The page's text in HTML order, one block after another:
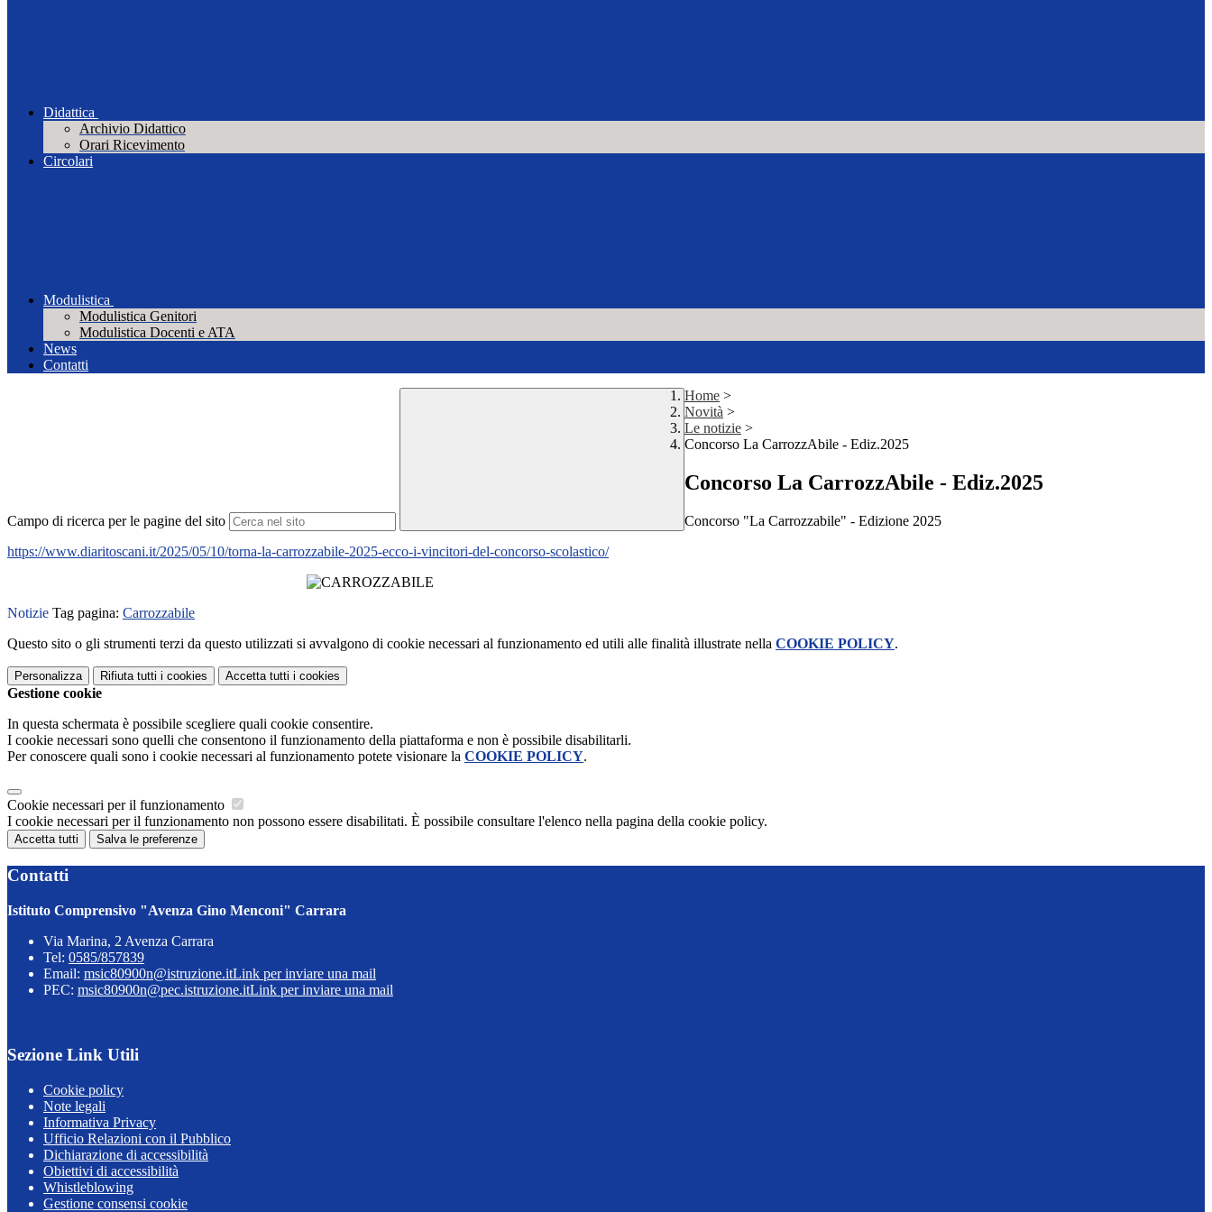
Didattica
Archivio Didattico
Orari Ricevimento
Circolari
Modulistica
Modulistica Genitori
Modulistica Docenti e ATA
News
Contatti
Campo di ricerca per le pagine del sito
Home >
Novità >
Le notizie >
Concorso La CarrozzAbile - Ediz.2025
Concorso La CarrozzAbile - Ediz.2025
Concorso "La Carrozzabile" - Edizione 2025
https://www.diaritoscani.it/2025/05/10/torna-la-carrozzabile-2025-ecco-i-vincitori-del-concorso-scolastico/
Notizie Tag pagina: Carrozzabile
Questo sito o gli strumenti terzi da questo utilizzati si avvalgono di cookie necessari al funzionamento ed utili alle finalità illustrate nella COOKIE POLICY.
Personalizza Rifiuta tutti i cookies Accetta tutti i cookies
Gestione cookie
In questa schermata è possibile scegliere quali cookie consentire.
I cookie necessari sono quelli che consentono il funzionamento della piattaforma e non è possibile disabilitarli.
Per conoscere quali sono i cookie necessari al funzionamento potete visionare la COOKIE POLICY.
Cookie necessari per il funzionamento
I cookie necessari per il funzionamento non possono essere disabilitati. È possibile consultare l'elenco nella pagina della cookie policy.
Accetta tutti Salva le preferenze
Contatti
Istituto Comprensivo "Avenza Gino Menconi" Carrara
Via Marina, 2 Avenza Carrara
Tel: 0585/857839
Email: msic80900n@istruzione.itLink per inviare una mail
PEC: msic80900n@pec.istruzione.itLink per inviare una mail
Sezione Link Utili
Cookie policy
Note legali
Informativa Privacy
Ufficio Relazioni con il Pubblico
Dichiarazione di accessibilità
Obiettivi di accessibilità
Whistleblowing
Gestione consensi cookie